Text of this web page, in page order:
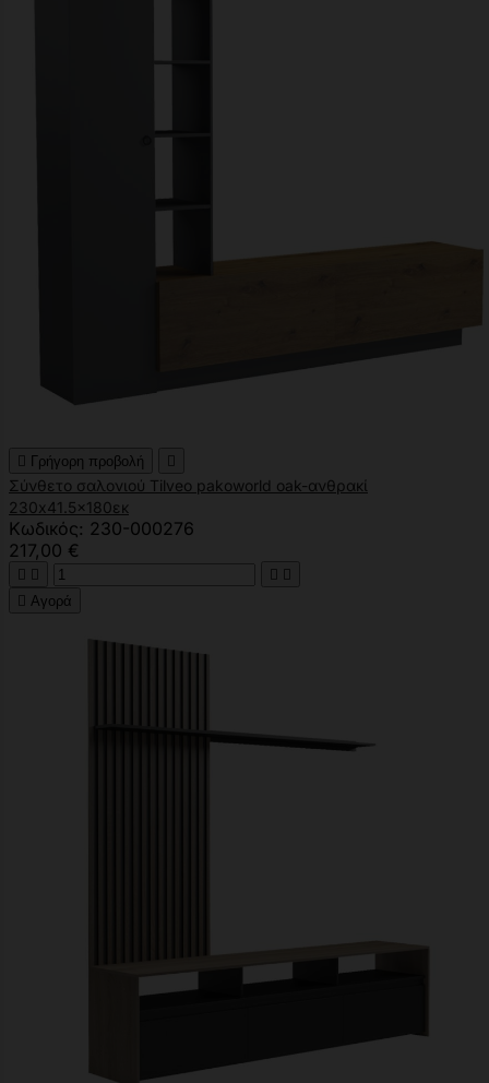
 Γρήγορη προβολή 
Σύνθετο σαλονιού Tilveo pakoworld oak-ανθρακί
230x41.5x180εκ
Κωδικός: 230-000276
217,00 €
   
 Αγορά